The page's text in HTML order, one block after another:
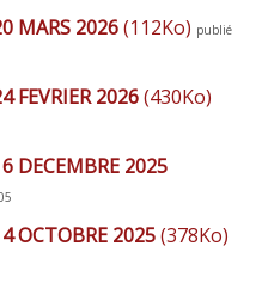
MARS 2026(112Ko) publié
FEVRIER 2026(430Ko)
DECEMBRE 2025
OCTOBRE 2025(378Ko)